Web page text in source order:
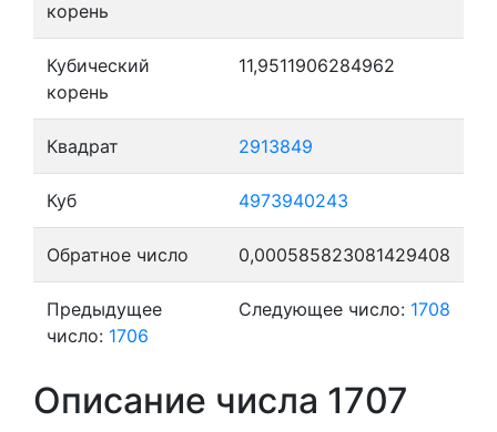
корень
Кубический
корень
11,9511906284962
Квадрат 2913849
Куб 4973940243
Обратное число 0,000585823081429408
Предыдущее
число: 1706
Следующее число: 1708
Описание числа 1707